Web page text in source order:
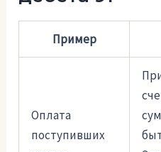
Пример
Оплата
поступивших